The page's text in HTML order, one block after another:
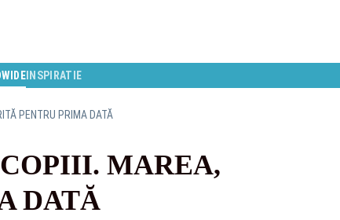
INSPIRATIE
PENTRU PRIMA DATĂ
MAREA,
DATĂ